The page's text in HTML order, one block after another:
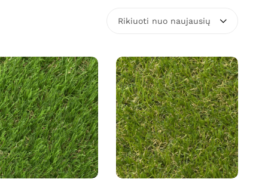
Rikiuoti nuo naujausių